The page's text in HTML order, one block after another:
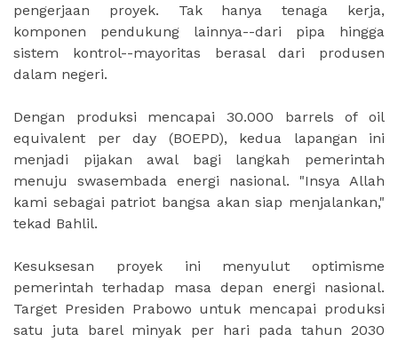
pengerjaan proyek. Tak hanya tenaga kerja,
komponen pendukung lainnya--dari pipa hingga
sistem kontrol--mayoritas berasal dari produsen
dalam negeri.
Dengan produksi mencapai 30.000 barrels of oil
equivalent per day (BOEPD), kedua lapangan ini
menjadi pijakan awal bagi langkah pemerintah
menuju swasembada energi nasional. "Insya Allah
kami sebagai patriot bangsa akan siap menjalankan,"
tekad Bahlil.
Kesuksesan proyek ini menyulut optimisme
pemerintah terhadap masa depan energi nasional.
Target Presiden Prabowo untuk mencapai produksi
satu juta barel minyak per hari pada tahun 2030